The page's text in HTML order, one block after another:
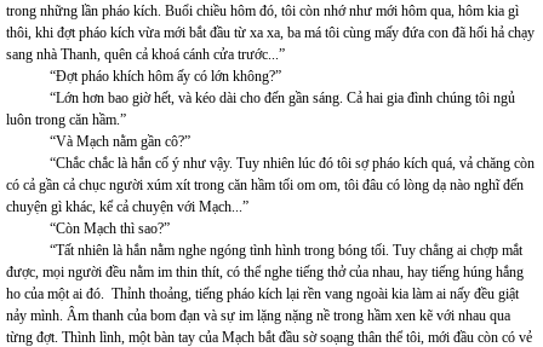
trong những lần pháo kích. Buổi chiều hôm đó, tôi còn nhớ như mới hôm qua, hôm kia gì
thôi, khi đợt pháo kích vừa mới bắt đầu từ xa xa, ba má tôi cùng mấy đứa con đã hối hả chạy
sang nhà Thanh, quên cả khoá cánh cửa trước...”
“Đợt pháo khích hôm ấy có lớn không?”
“Lớn hơn bao giờ hết, và kéo dài cho đến gần sáng. Cả hai gia đình chúng tôi ngủ
luôn trong căn hầm.”
“Và Mạch nằm gần cô?”
“Chắc chắc là hắn cố ý như vậy. Tuy nhiên lúc đó tôi sợ pháo kích quá, vả chăng còn
có cả gần cả chục người xúm xít trong căn hầm tối om om, tôi đâu có lòng dạ nào nghĩ đến
chuyện gì khác, kể cả chuyện với Mạch...”
“Còn Mạch thì sao?”
“Tất nhiên là hắn nằm nghe ngóng tình hình trong bóng tối. Tuy chẳng ai chợp mắt
được, mọi người đều nằm im thin thít, có thể nghe tiếng thở của nhau, hay tiếng húng hắng
ho của một ai đó. Thỉnh thoảng, tiếng pháo kích lại rền vang ngoài kia làm ai nấy đều giật
nảy mình. Âm thanh của bom đạn và sự im lặng nặng nề trong hầm xen kẽ với nhau qua
từng đợt. Thình lình, một bàn tay của Mạch bắt đầu sờ soạng thân thể tôi, mới đầu còn có vẻ